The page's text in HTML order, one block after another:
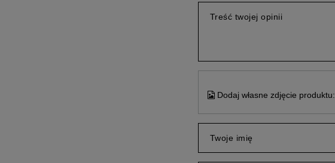
Treść twojej opinii
Dodaj własne zdjęcie produktu:
Twoje imię